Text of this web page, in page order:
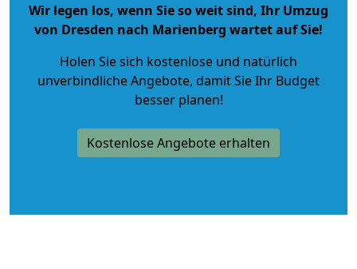
Wir legen los, wenn Sie so weit sind, Ihr Umzug
von Dresden nach Marienberg wartet auf Sie!
Holen Sie sich kostenlose und natürlich
unverbindliche Angebote, damit Sie Ihr Budget
besser planen!
Kostenlose Angebote erhalten